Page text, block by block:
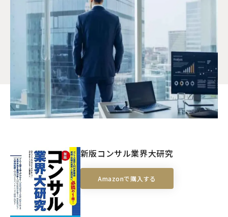
新版コンサル業界大研究
Amazonで購入する